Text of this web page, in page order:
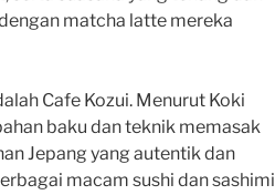
matcha latte mereka
Cafe Kozui. Menurut Koki
baku dan teknik memasak
Jepang yang autentik dan
macam sushi dan sashimi